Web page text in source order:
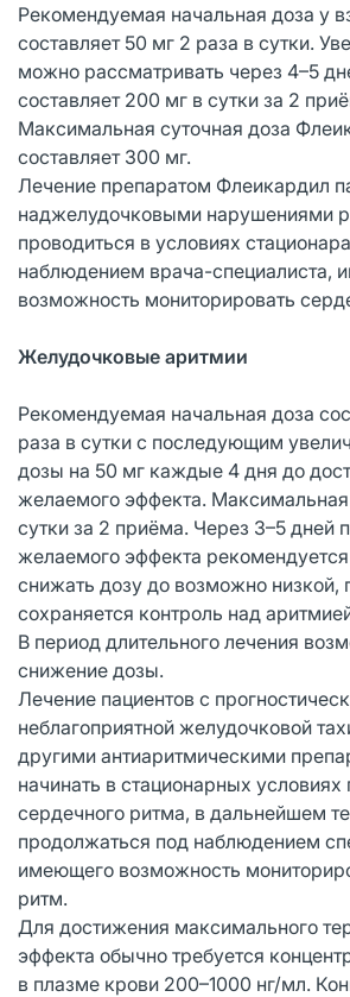
Рекомендуемая начальная доза у
составляет 50 мг 2 раза в сутки.
можно рассматривать через 4–5
составляет 200 мг в сутки за 2
Максимальная суточная доза
составляет 300 мг.
Лечение препаратом Флеикардил
наджелудочковыми нарушениями
проводиться в условиях
наблюдением врача-специалиста,
возможность мониторировать
Желудочковые аритмии
Рекомендуемая начальная доза
раза в сутки с последующим
дозы на 50 мг каждые 4 дня до
желаемого эффекта.
сутки за 2 приёма. Через 3–5 дней
желаемого эффекта
снижать дозу до возможно низкой,
сохраняется контроль над
В период длительного лечения
снижение дозы.
Лечение пациентов с
неблагоприятной желудочковой
другими антиаритмическими
начинать в стационарных
сердечного ритма, в дальнейшем
продолжаться под наблюдением
имеющего возможность
ритм.
Для достижения максимального
эффекта обычно требуется
в плазме крови 200–1000 нг/мл.